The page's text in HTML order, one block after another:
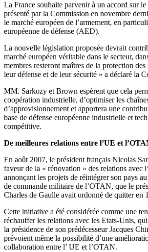
La France souhaite parvenir à un accord sur le
présenté par la Commission en novembre
le marché européen de l’armement, en
européenne de défense (AED).
La nouvelle législation proposée devrait
marché européen véritable dans le secteur,
membres resteront maîtres de la protection des
leur défense et de leur sécurité » a déclaré la
MM. Sarkozy et Brown espèrent que cela
coopération industrielle, d’optimiser les
d’approvisionnement et apportera une
base de défense européenne industrielle et
compétitive.
De meilleures relations entre l’UE et
En août 2007, le président français Nicolas
faveur de la « rénovation » des relations avec
annonçant les projets de réintégrer son pays
de commande militaire de l’OTAN, que le
Charles de Gaulle avait ordonné de quitter en
Cette initiative a été considérée comme une
réchauffer les relations avec les Etats-Unis,
la présidence de son prédécesseur Jacques
prévoient même la possibilité d’une
collaboration entre l’ UE et l’OTAN.